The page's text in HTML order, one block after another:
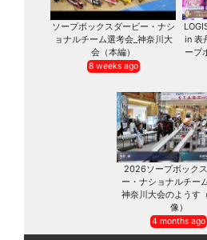
ソープボックスダービー・ナシ
ョナルチーム選考会_神奈川大
会（本編）
8 weeks ago
in 表
ープ
2026ソープボック
ー・ナショナルチー
神奈川大会のようす
像）
4 months ago